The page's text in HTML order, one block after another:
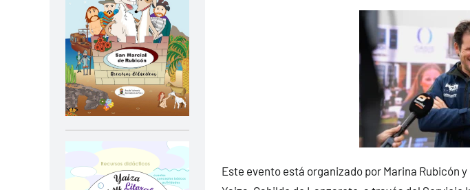
Este evento está organizado por Marina Rubicón